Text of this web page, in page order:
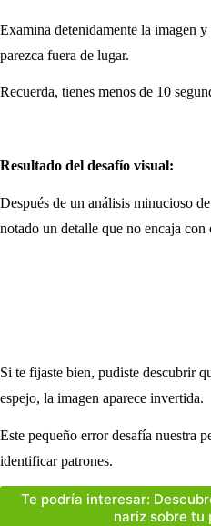
Examina detenidamente la imagen
parezca fuera de lugar.
Recuerda, tienes menos de 10
Resultado del desafío visual:
Después de un análisis minucioso
notado un detalle que no encaja con
Si te fijaste bien, pudiste descubrir
espejo, la imagen aparece invertida.
Este pequeño error desafía nuestra
identificar patrones.
Te podría interesar:
nariz sobre tu